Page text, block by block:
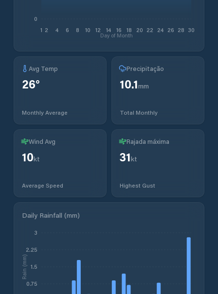
1 2 4 6 8 10 12 14 16 18 20 22 24 26 28 30
Day of Month
0
Avg Temp
26°
Monthly Average
Precipitação
10.1mm
Total Monthly
Wind Avg
10kt
Average Speed
Rajada máxima
31kt
Highest Gust
Daily Rainfall (mm)
0.75
1.5
2.25
3
Rain (mm)